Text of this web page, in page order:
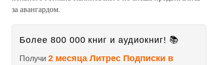
за авангардом.
Более 800 000 книг и аудиокниг! 📚
Получи 2 месяца Литрес Подписки в